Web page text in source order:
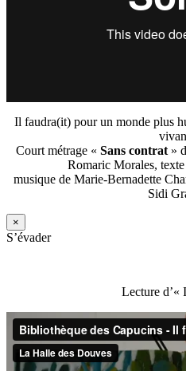
Il faudra(it) pour un monde plus
Court métrage « Sans contrat »
Romaric Morales,
musique de Marie-Bernadette
Sidi
×
S’évader
Lecture d’«